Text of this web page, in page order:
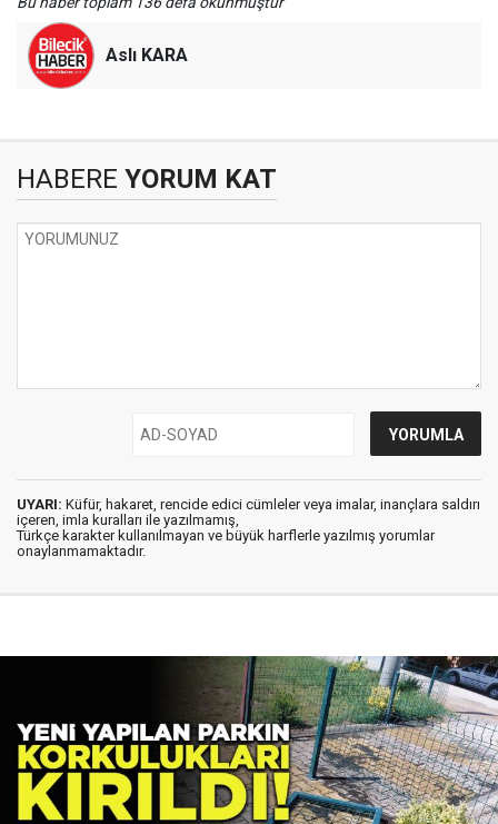
Aslı KARA
HABERE YORUM KAT
UYARI: Küfür, hakaret, rencide edici cümleler veya imalar, inançlara saldırı
içeren, imla kuralları ile yazılmamış,
Türkçe karakter kullanılmayan ve büyük harflerle yazılmış yorumlar
onaylanmamaktadır.